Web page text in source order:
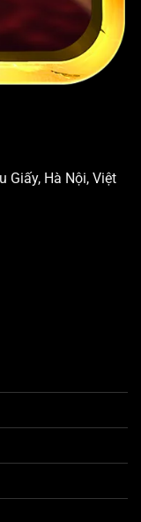
Giấy, Hà Nội, Việt